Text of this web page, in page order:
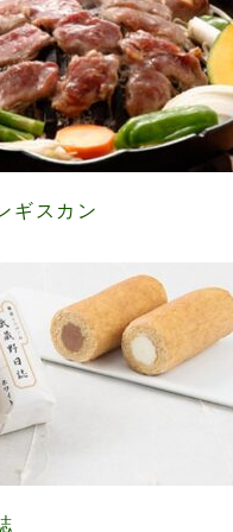
ギスカン